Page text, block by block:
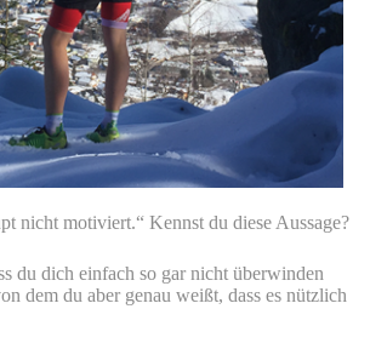
nicht motiviert.“ Kennst du diese Aussage?
du dich einfach so gar nicht überwinden
dem du aber genau weißt, dass es nützlich